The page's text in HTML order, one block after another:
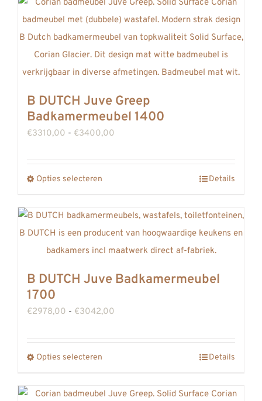
heeft
meerdere
variaties.
Deze
optie
gekozen
de
B DUTCH Juve Greep
Badkamermeubel 1400
€3310,00 - €3400,00
tot
Opties selecteren
heeft
meerdere
variaties.
optie
worden
productpagina
Details
B DUTCH Juve Badkamermeubel
1700
€2978,00 - €3042,00
tot
Opties selecteren
heeft
Details